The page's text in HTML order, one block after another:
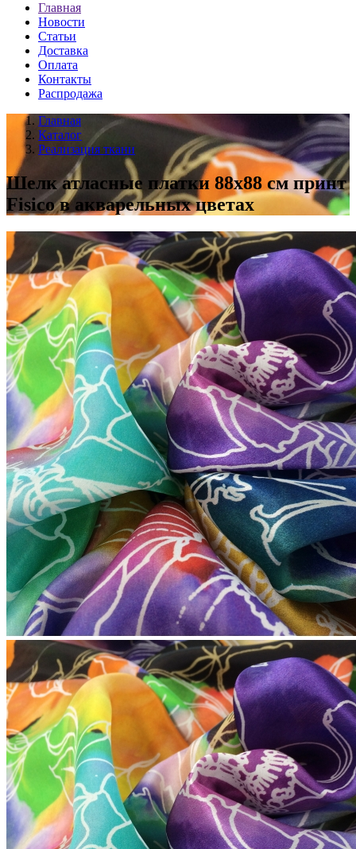
Главная
Новости
Статьи
Доставка
Оплата
Контакты
Распродажа
Главная
Каталог
Реализация ткани
Шелк атласные платки 88х88 см принт
Fisico в акварельных цветах